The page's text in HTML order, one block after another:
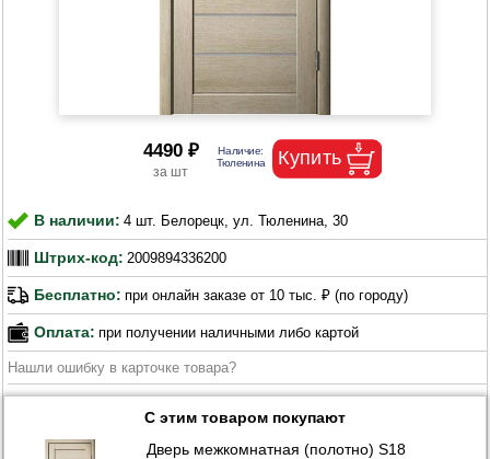
4490 ₽
В наличии: 4 шт. Белорецк, ул. Тюленина, 30
Штрих-код: 2009894336200
Бесплатно: при онлайн заказе от 10 тыс. ₽ (по городу)
Оплата: при получении наличными либо картой
Нашли ошибку в карточке товара?
С этим товаром покупают
Дверь межкомнатная (полотно) S18